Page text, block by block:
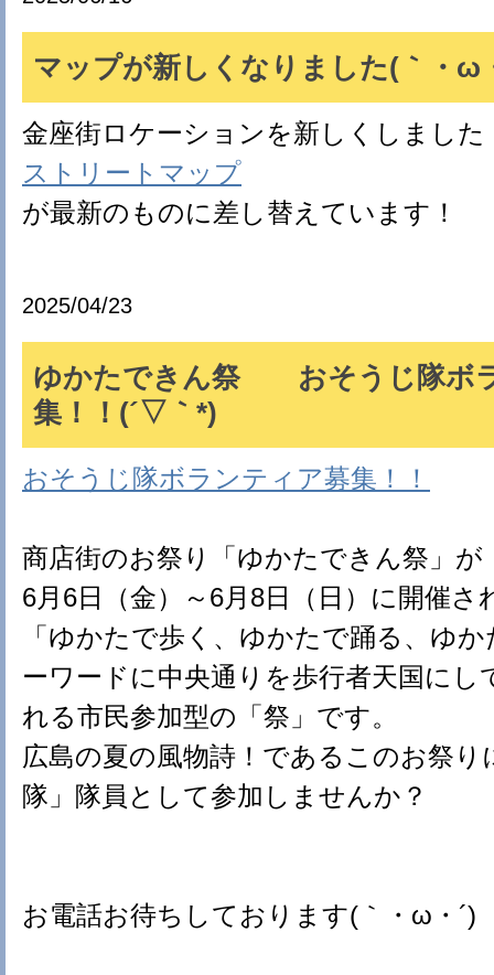
マップが新しくなりました(｀・ω
金座街ロケーションを新しくしました
ストリートマップ
が最新のものに差し替えています！
2025/04/23
ゆかたできん祭 おそうじ隊ボ
集！！(´▽｀*)
おそうじ隊ボランティア募集！！
商店街のお祭り「ゆかたできん祭」が
6月6日（金）～6月8日（日）に開催さ
「ゆかたで歩く、ゆかたで踊る、ゆ
ーワードに中央通りを歩行者天国にし
れる市民参加型の「祭」です。
広島の夏の風物詩！であるこのお祭り
隊」隊員として参加しませんか？
お電話お待ちしております(｀・ω・´)